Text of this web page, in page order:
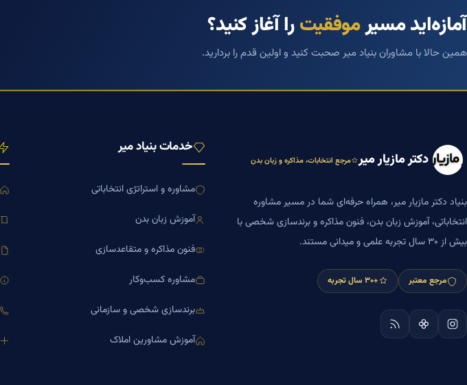
آمازه‌اید مسیرموفقیترا آغاز کنید؟
همین حالا با مشاوران بنیاد میر صحبت کنید و اولین قدم را بردارید.
دکتر مازیار میر مرجع انتخابات، مذاکره و زبان بدن
بنیاد دکتر مازیار میر، همراه حرفه‌ای شما در مسیر مشاوره
انتخاباتی، آموزش زبان بدن، فنون مذاکره و برندسازی شخصی با
بیش از ۳۰ سال تجربه علمی و میدانی مستند.
مرجع معتبر +۳۰ سال تجربه
خدمات بنیاد میر
مشاوره و استراتژی انتخاباتی
آموزش زبان بدن
فنون مذاکره و متقاعدسازی
مشاوره کسب‌وکار
برندسازی شخصی و سازمانی
آموزش مشاورین املاک